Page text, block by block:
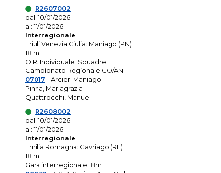
R2607002
dal: 10/01/2026
al: 11/01/2026
Interregionale
Friuli Venezia Giulia: Maniago (PN)
18 m
O.R. Individuale+Squadre
Campionato Regionale CO/AN
07017 - Arcieri Maniago
Pinna, Mariagrazia
Quattrocchi, Manuel
R2608002
dal: 10/01/2026
al: 11/01/2026
Interregionale
Emilia Romagna: Cavriago (RE)
18 m
Gara interregionale 18m